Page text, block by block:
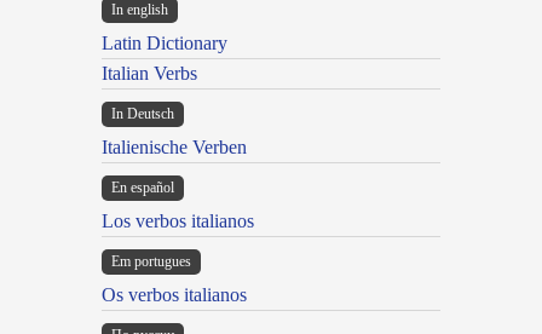
In english
Latin Dictionary
Italian Verbs
In Deutsch
Italienische Verben
En español
Los verbos italianos
Em portugues
Os verbos italianos